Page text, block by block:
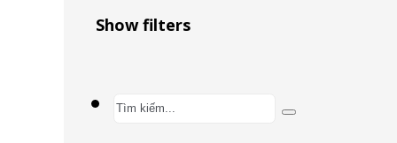
Show filters
Search